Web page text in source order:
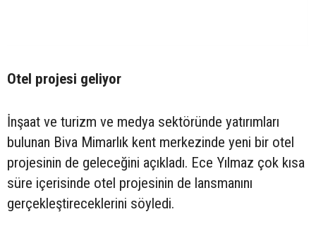
Otel projesi geliyor
İnşaat ve turizm ve medya sektöründe yatırımları
bulunan Biva Mimarlık kent merkezinde yeni bir otel
projesinin de geleceğini açıkladı. Ece Yılmaz çok kısa
süre içerisinde otel projesinin de lansmanını
gerçekleştireceklerini söyledi.